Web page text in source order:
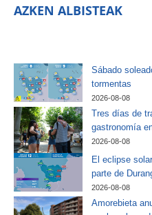
AZKEN ALBISTEAK
Sábado
tormentas
2026-08-08
Tres días de
gastronomía
2026-08-08
El eclipse
parte de
2026-08-08
Amorebieta